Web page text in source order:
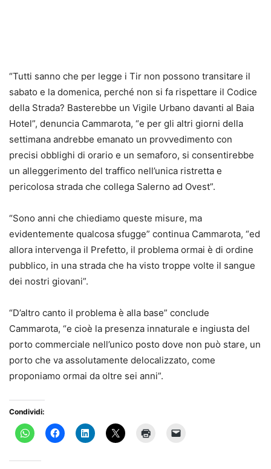
“Tutti sanno che per legge i Tir non possono transitare il
sabato e la domenica, perché non si fa rispettare il Codice
della Strada? Basterebbe un Vigile Urbano davanti al Baia
Hotel”, denuncia Cammarota, “e per gli altri giorni della
settimana andrebbe emanato un provvedimento con
precisi obblighi di orario e un semaforo, si consentirebbe
un alleggerimento del traffico nell’unica ristretta e
pericolosa strada che collega Salerno ad Ovest”.
“Sono anni che chiediamo queste misure, ma
evidentemente qualcosa sfugge” continua Cammarota, “ed
allora intervenga il Prefetto, il problema ormai è di ordine
pubblico, in una strada che ha visto troppe volte il sangue
dei nostri giovani”.
“D’altro canto il problema è alla base” conclude
Cammarota, “e cioè la presenza innaturale e ingiusta del
porto commerciale nell’unico posto dove non può stare, un
porto che va assolutamente delocalizzato, come
proponiamo ormai da oltre sei anni”.
Condividi: